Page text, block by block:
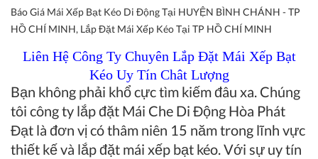
Báo Giá Mái Xếp Bạt Kéo Di Động Tại HUYỆN BÌNH CHÁNH - TP
HỒ CHÍ MINH, Lắp Đặt Mái Xếp Kéo Tại TP HỒ CHÍ MINH
Liên Hệ Công Ty Chuyên Lắp Đặt Mái Xếp Bạt
Kéo Uy Tín Chât Lượng
Bạn không phải khổ cực tìm kiếm đâu xa. Chúng
tôi công ty lắp đặt Mái Che Di Động Hòa Phát
Đạt là đơn vị có thâm niên 15 năm trong lĩnh vực
thiết kế và lắp đặt mái xếp bạt kéo. Với sự uy tín